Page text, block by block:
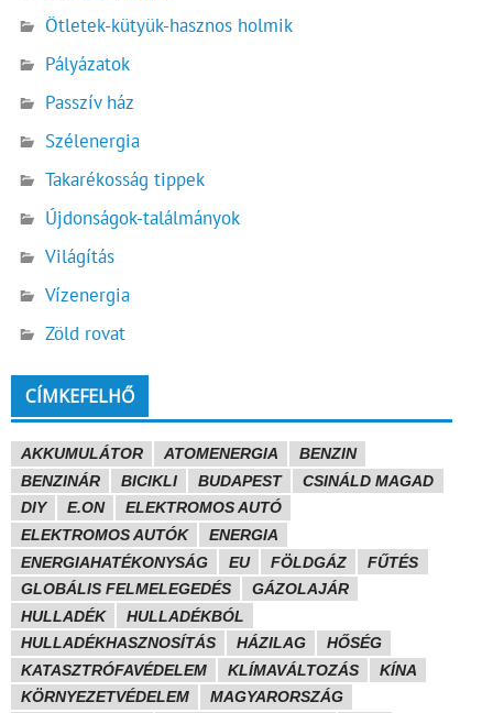
Ötletek-kütyük-hasznos holmik
Pályázatok
Passzív ház
Szélenergia
Takarékosság tippek
Újdonságok-találmányok
Világítás
Vízenergia
Zöld rovat
CÍMKEFELHŐ
AKKUMULÁTOR ATOMENERGIA
BENZIN
BENZINÁR
BICIKLI BUDAPEST
CSINÁLD MAGAD
DIY
E.ON
ELEKTROMOS AUTÓ
ELEKTROMOS AUTÓK
ENERGIA
ENERGIAHATÉKONYSÁG
EU FÖLDGÁZ
FŰTÉS
GLOBÁLIS FELMELEGEDÉS
GÁZOLAJÁR
HULLADÉK
HULLADÉKBÓL
HULLADÉKHASZNOSÍTÁS
HÁZILAG
HŐSÉG
KATASZTRÓFAVÉDELEM
KLÍMAVÁLTOZÁS
KÍNA
KÖRNYEZETVÉDELEM
MAGYARORSZÁG